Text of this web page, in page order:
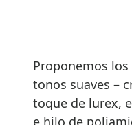
Proponemos
tonos suaves –
toque de lurex,
e hilo de